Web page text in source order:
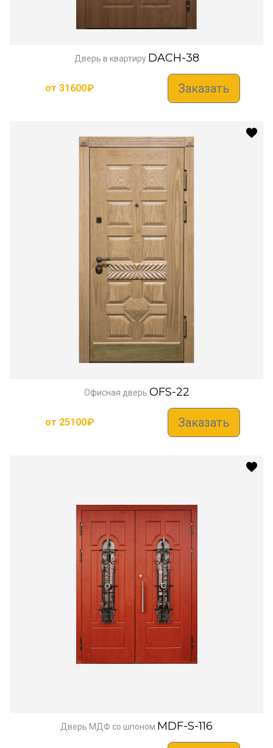
Дверь в квартиру DACH-38
от 31600₽ Заказать
Офисная дверь OFS-22
от 25100₽ Заказать
Дверь МДФ со шпоном MDF-S-116